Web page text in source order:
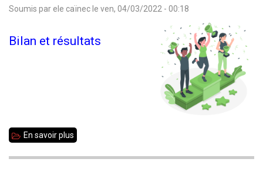
catégories
-
6
Soumis par ele caïnec le ven, 04/03/2022 - 00:18
Bilan et résultats
En savoir plus